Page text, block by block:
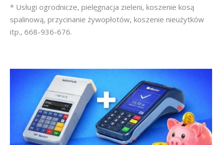
* Usługi ogrodnicze, pielęgnacja zieleni, koszenie kosą
spalinową, przycinanie żywopłotów, koszenie nieużytków
itp., 668-936-676.